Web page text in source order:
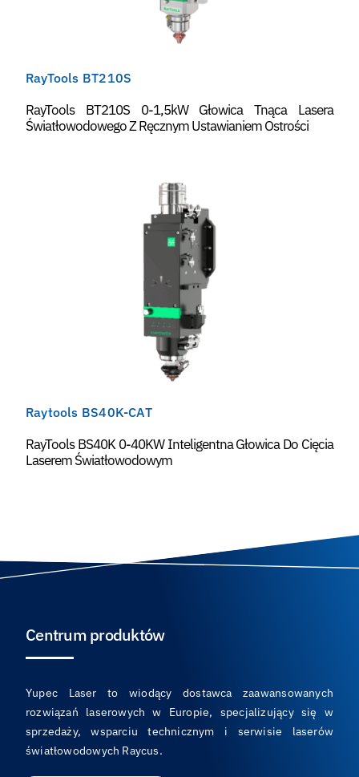
RayTools BT210S
RayTools BT210S 0-1,5kW Głowica Tnąca Lasera
Światłowodowego Z Ręcznym Ustawianiem Ostrości
Raytools BS40K-CAT
RayTools BS40K 0-40KW Inteligentna Głowica Do Cięcia
Laserem Światłowodowym
Centrum produktów
Yupec Laser to wiodący dostawca zaawansowanych
rozwiązań laserowych w Europie, specjalizujący się w
sprzedaży, wsparciu technicznym i serwisie laserów
światłowodowych Raycus.